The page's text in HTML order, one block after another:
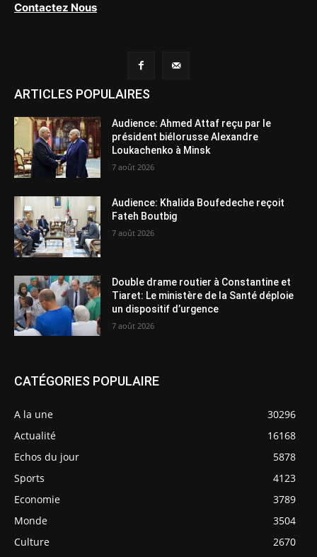
Contactez Nous
ARTICLES POPULAIRES
Audience: Ahmed Attaf reçu par le
président biélorusse Alexandre
Loukachenko à Minsk
7 août 2026
Audience: Khalida Boufedeche reçoit
Fateh Boutbig
7 août 2026
Double drame routier à Constantine et
Tiaret: Le ministère de la Santé déploie
un dispositif d’urgence
7 août 2026
CATÉGORIES POPULAIRE
A la une
30296
Actualité
16168
Echos du jour
5878
Sports
4123
Economie
3789
Monde
3504
Culture
2670